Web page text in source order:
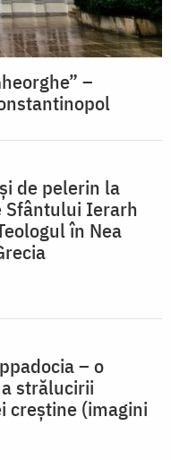
–
de pelerin la
Sfântului Ierarh
în Nea
– o
strălucirii
creștine (imagini